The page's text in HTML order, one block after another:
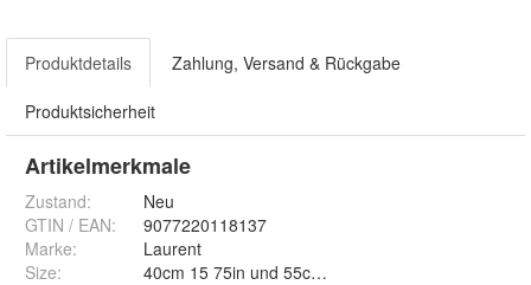
Produktdetails Zahlung, Versand & Rückgabe
Produktsicherheit
Artikelmerkmale
Zustand:
Neu
GTIN / EAN:
9077220118137
Marke:
Laurent
Size: 40cm 15 75in und 55cm 21 65in